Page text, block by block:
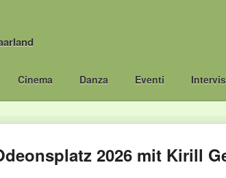
Cinema Danza Eventi
2026 mit Kirill